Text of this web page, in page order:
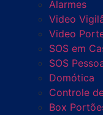
Alarmes
Video
Video
SOS em
SOS
Domótica
Controle
Box